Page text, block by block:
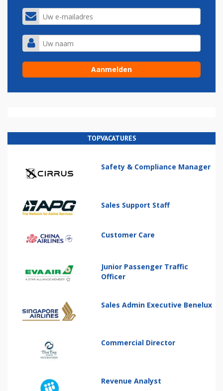
TOPVACATURES
Safety & Compliance Manager
Sales Support Staff
Customer Care
Junior Passenger Traffic
Officer
Sales Admin Executive Benelux
Commercial Director
Revenue Analyst